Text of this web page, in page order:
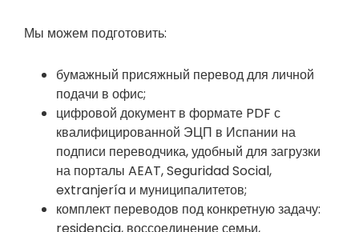
Мы можем подготовить:
бумажный присяжный перевод для личной
подачи в офис;
цифровой документ в формате PDF с
квалифицированной ЭЦП в Испании на
подписи переводчика, удобный для загрузки
на порталы AEAT, Seguridad Social,
extranjería и муниципалитетов;
комплект переводов под конкретную задачу: